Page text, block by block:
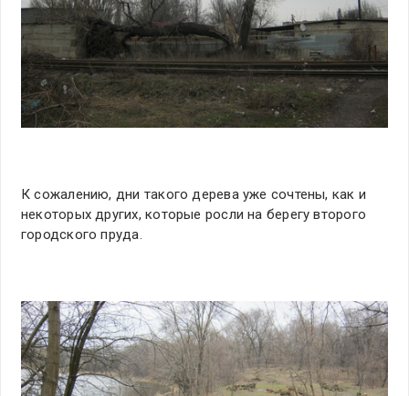
К сожалению, дни такого дерева уже сочтены, как и
некоторых других, которые росли на берегу второго
городского пруда.